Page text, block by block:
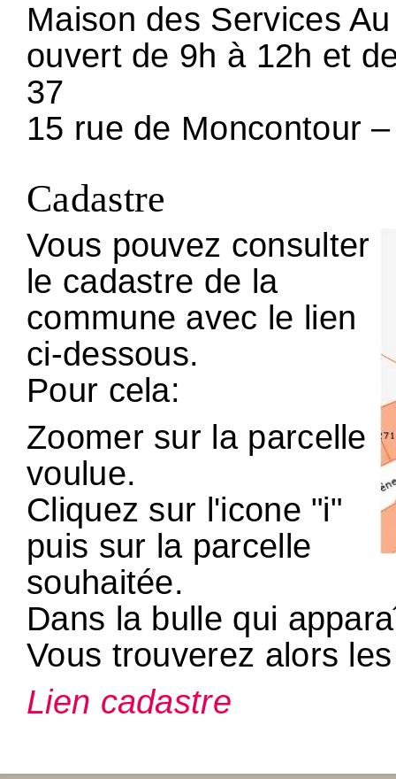
Maison des Services
ouvert de 9h à 12h et
37
15 rue de Moncontour
Cadastre
Vous pouvez consulter
le cadastre de la
commune avec le lien
ci-dessous.
Pour cela:
Zoomer sur la parcelle
voulue.
Cliquez sur l'icone "i"
puis sur la parcelle
souhaitée.
Dans la bulle qui
Vous trouverez alors
Lien cadastre